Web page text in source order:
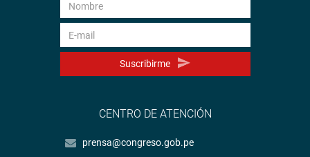
Suscribirme
CENTRO DE ATENCIÓN
prensa@congreso.gob.pe